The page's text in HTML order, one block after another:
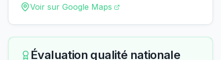
Voir sur Google Maps
Évaluation qualité nationale